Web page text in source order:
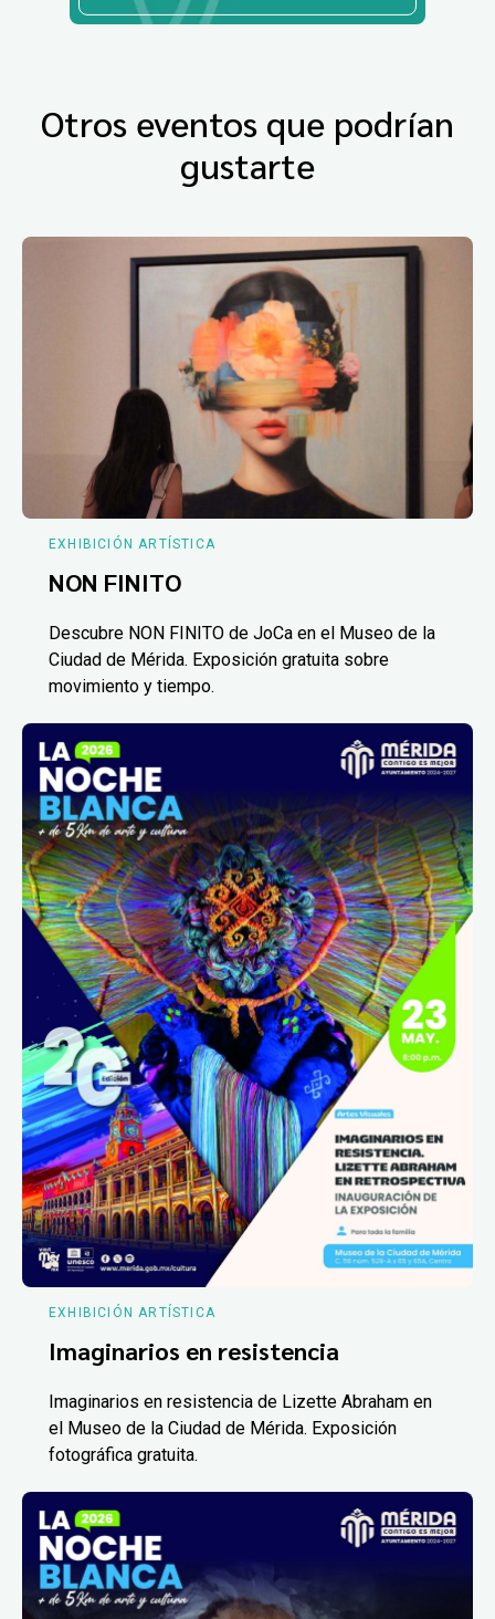
Otros eventos que podrían
gustarte
EXHIBICIÓN ARTÍSTICA
NON FINITO
Descubre NON FINITO de JoCa en el Museo de la
Ciudad de Mérida. Exposición gratuita sobre
movimiento y tiempo.
EXHIBICIÓN ARTÍSTICA
Imaginarios en resistencia
Imaginarios en resistencia de Lizette Abraham en
el Museo de la Ciudad de Mérida. Exposición
fotográfica gratuita.